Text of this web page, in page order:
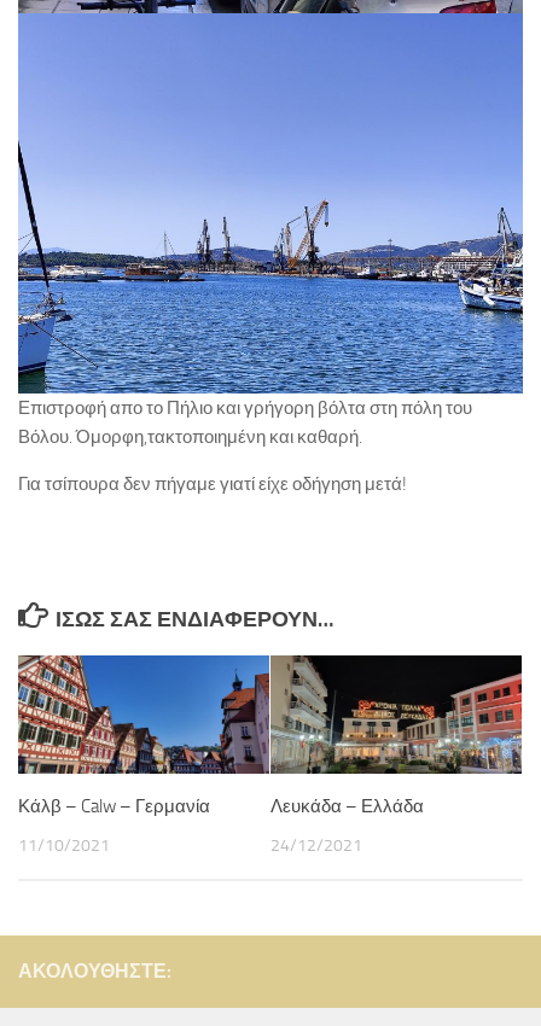
Επιστροφή απο το Πήλιο και γρήγορη βόλτα στη πόλη του
Βόλου. Όμορφη,τακτοποιημένη και καθαρή.
Για τσίπουρα δεν πήγαμε γιατί είχε οδήγηση μετά!
ΊΣΩΣ ΣΑΣ ΕΝΔΙΑΦΈΡΟΥΝ…
Κάλβ – Calw – Γερμανία
11/10/2021
Λευκάδα – Ελλάδα
24/12/2021
ΑΚΟΛΟΥΘΉΣΤΕ: